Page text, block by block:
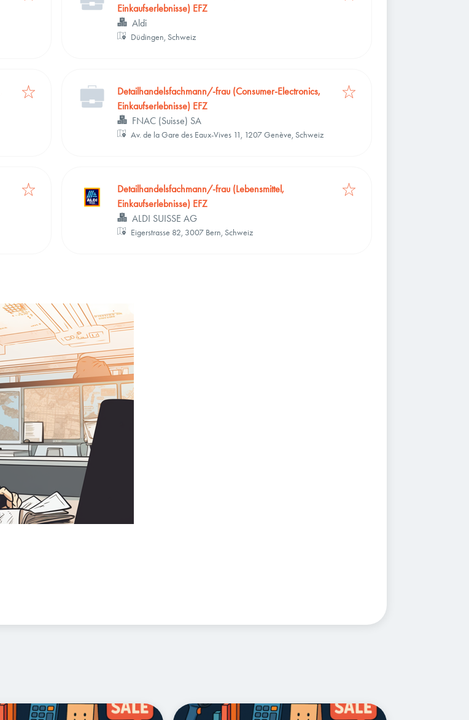
Einkaufserlebnisse) EFZ
Aldi
Düdingen, Schweiz
Detailhandelsfachmann/-frau (Consumer-Electronics,
Einkaufserlebnisse) EFZ
FNAC (Suisse) SA
Av. de la Gare des Eaux-Vives 11, 1207 Genève, Schweiz
Detailhandelsfachmann/-frau (Lebensmittel,
Einkaufserlebnisse) EFZ
ALDI SUISSE AG
Eigerstrasse 82, 3007 Bern, Schweiz